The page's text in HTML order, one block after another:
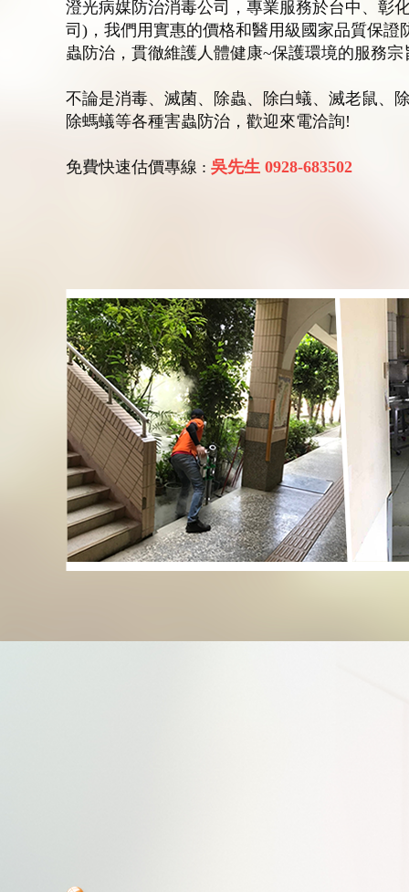
澄光病媒防治消毒公司，專業服務於台中、彰
司)，我們用實惠的價格和醫用級國家品質保
蟲防治，貫徹維護人體健康~保護環境的服務宗
不論是消毒、滅菌、除蟲、除白蟻、滅老鼠、
除螞蟻等各種害蟲防治，歡迎來電洽詢!
免費快速估價專線 : 吳先生 0928-683502